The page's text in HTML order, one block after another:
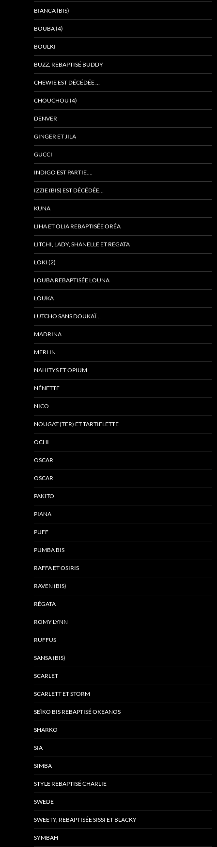
BIANCA (BIS)
BOUBA (4)
BOULKI
BUZZ, REBAPTISÉ BUDDY
CHEWIE EST DÉCÉDÉE …
CHOUCHOU (4)
DENVER
GINGER ET JILA
GUCCI
INDIGO EST PARTIE….
IZZIE (BIS) EST DÉCÉDÉE…
KUNA
LIHA ET OLIA REBAPTISÉE ORÉA
LITCHI, LADY, SHANELLE ET REGATA
LOKI (2)
LOUBA REBAPTISÉE LOUNA
LOUKA
LUTCHO SANS DOUKAÏ…
MADRINA
MERLIN
NAHITYS ET OPIUM
NÉNETTE
NICO
NOUGAT (TER) ET TARTIFLETTE
OCHI
OSCAR
OSCAR
PAKITO
PIANA
PUFF
PUMBA BIS
RAFFA ET OSIRIS
RAVEN (BIS)
RÉGATA
ROMY LYNN
RUFFUS
SANSA (BIS)
SCARLET
SCARLETT ET STORM
SEÏKO BIS REBAPTISÉ OKEANOS
SHARKO
SIA
SIMBA
STYLE REBAPTISÉ CHARLIE
SWEDE
SWEETY, REBAPTISÉE SISSI ET BLACKY
SYMBAH